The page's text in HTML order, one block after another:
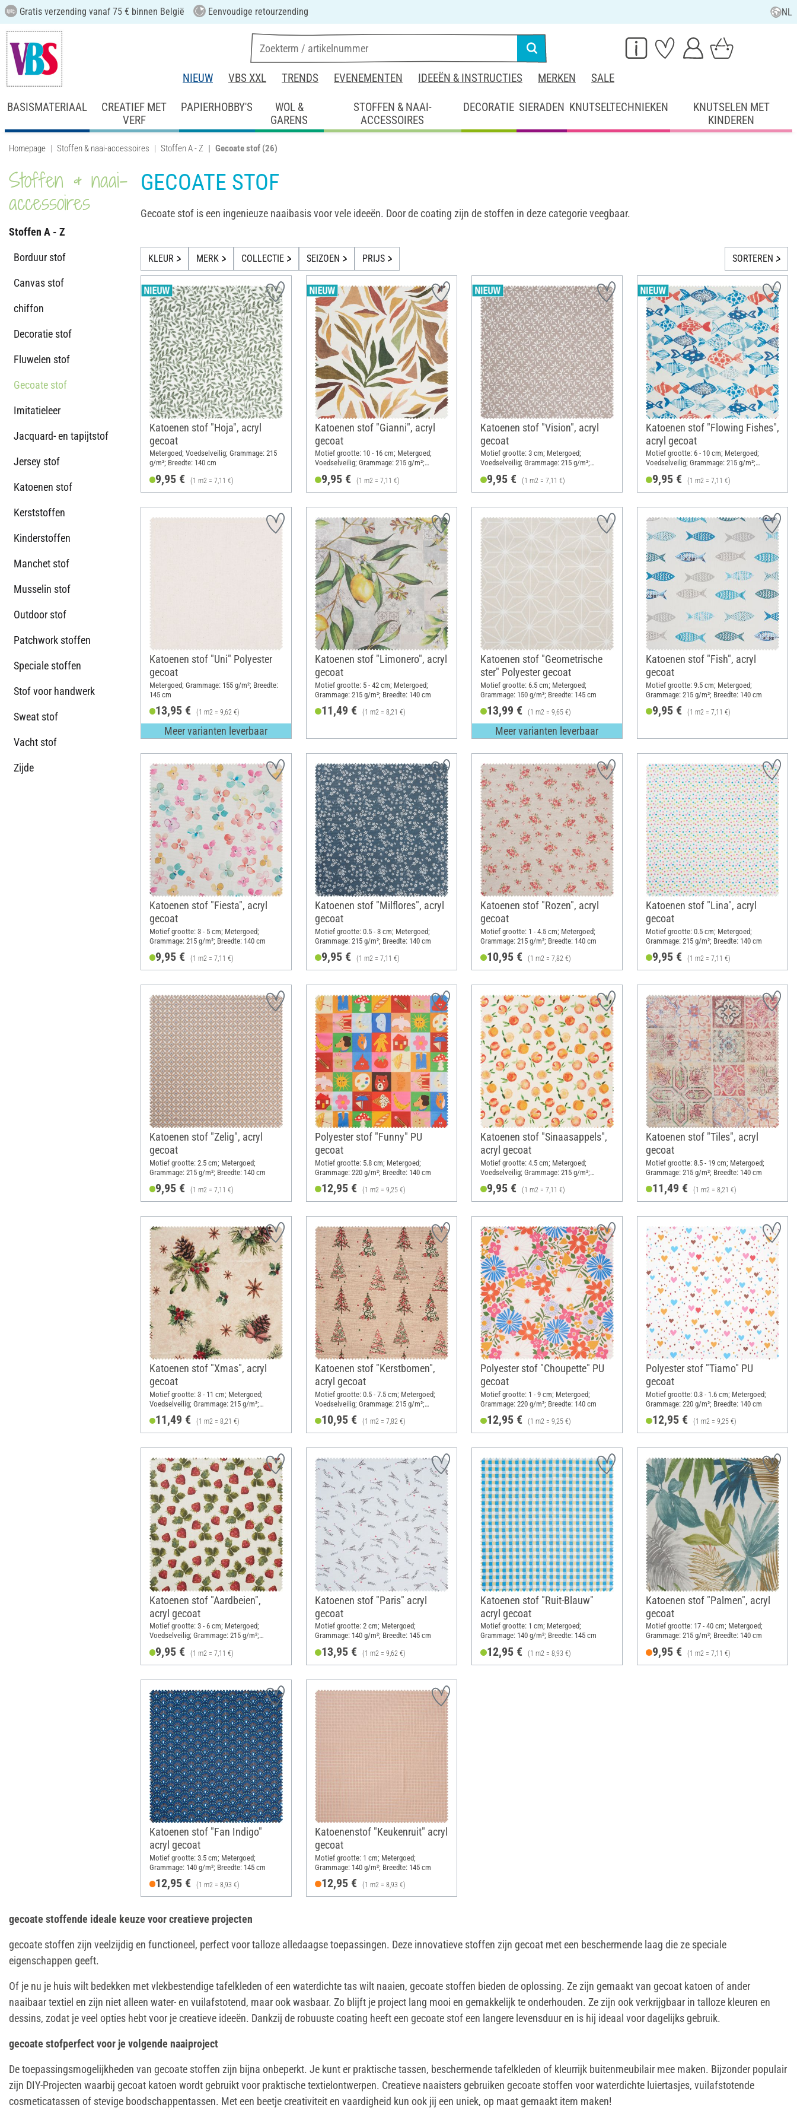
Gratis verzending vanaf 75 € binnen België Eenvoudige retourzending NL
NIEUW VBS XXL TRENDS EVENEMENTEN IDEEËN & INSTRUCTIES MERKEN SALE
BASISMATERIAAL
CREATIEF MET
VERF
PAPIERHOBBY'S
WOL &
GARENS
STOFFEN & NAAI-
ACCESSOIRES
DECORATIE SIERADEN KNUTSELTECHNIEKEN
KNUTSELEN MET
KINDEREN
Homepage Stoffen & naai-accessoires Stoffen A - Z Gecoate stof (26)
Stoffen & naai-
accessoires
Stoffen A - Z
Borduur stof
Canvas stof
chiffon
Decoratie stof
Fluwelen stof
Gecoate stof
Imitatieleer
Jacquard- en tapijtstof
Jersey stof
Katoenen stof
Kerststoffen
Kinderstoffen
Manchet stof
Musselin stof
Outdoor stof
Patchwork stoffen
Speciale stoffen
Stof voor handwerk
Sweat stof
Vacht stof
Zijde
GECOATE STOF
Gecoate stof is een ingenieuze naaibasis voor vele ideeën. Door de coating zijn de stoffen in deze categorie veegbaar.
KLEUR MERK COLLECTIE SEIZOEN PRIJS SORTEREN
Katoenen stof "Hoja", acryl
gecoat
Metergoed; Voedselveilig; Grammage: 215
g/m²; Breedte: 140 cm
9,95 € (1 m2 = 7,11 €)
Katoenen stof "Gianni", acryl
gecoat
Motief grootte: 10 - 16 cm; Metergoed;
Voedselveilig; Grammage: 215 g/m²;
9,95 € (1 m2 = 7,11 €)
Katoenen stof "Vision", acryl
gecoat
Motief grootte: 3 cm; Metergoed;
Voedselveilig; Grammage: 215 g/m²;
9,95 € (1 m2 = 7,11 €)
Katoenen stof "Flowing Fishes",
acryl gecoat
Motief grootte: 6 - 10 cm; Metergoed;
Voedselveilig; Grammage: 215 g/m²;
9,95 € (1 m2 = 7,11 €)
Katoenen stof "Uni" Polyester
gecoat
Metergoed; Grammage: 155 g/m²; Breedte:
145 cm
13,95 € (1 m2 = 9,62 €)
Meer varianten leverbaar
Katoenen stof "Limonero", acryl
gecoat
Motief grootte: 5 - 42 cm; Metergoed;
Grammage: 215 g/m²; Breedte: 140 cm
11,49 € (1 m2 = 8,21 €)
Katoenen stof "Geometrische
ster" Polyester gecoat
Motief grootte: 6.5 cm; Metergoed;
Grammage: 150 g/m²; Breedte: 145 cm
13,99 € (1 m2 = 9,65 €)
Meer varianten leverbaar
Katoenen stof "Fish", acryl
gecoat
Motief grootte: 9.5 cm; Metergoed;
Grammage: 215 g/m²; Breedte: 140 cm
9,95 € (1 m2 = 7,11 €)
Katoenen stof "Fiesta", acryl
gecoat
Motief grootte: 3 - 5 cm; Metergoed;
Grammage: 215 g/m²; Breedte: 140 cm
9,95 € (1 m2 = 7,11 €)
Katoenen stof "Milflores", acryl
gecoat
Motief grootte: 0.5 - 3 cm; Metergoed;
Grammage: 215 g/m²; Breedte: 140 cm
9,95 € (1 m2 = 7,11 €)
Katoenen stof "Rozen", acryl
gecoat
Motief grootte: 1 - 4.5 cm; Metergoed;
Grammage: 215 g/m²; Breedte: 140 cm
10,95 € (1 m2 = 7,82 €)
Katoenen stof "Lina", acryl
gecoat
Motief grootte: 0.5 cm; Metergoed;
Grammage: 215 g/m²; Breedte: 140 cm
9,95 € (1 m2 = 7,11 €)
Katoenen stof "Zelig", acryl
gecoat
Motief grootte: 2.5 cm; Metergoed;
Grammage: 215 g/m²; Breedte: 140 cm
9,95 € (1 m2 = 7,11 €)
Polyester stof "Funny" PU
gecoat
Motief grootte: 5.8 cm; Metergoed;
Grammage: 220 g/m²; Breedte: 140 cm
12,95 € (1 m2 = 9,25 €)
Katoenen stof "Sinaasappels",
acryl gecoat
Motief grootte: 4.5 cm; Metergoed;
Voedselveilig; Grammage: 215 g/m²;
9,95 € (1 m2 = 7,11 €)
Katoenen stof "Tiles", acryl
gecoat
Motief grootte: 8.5 - 19 cm; Metergoed;
Grammage: 215 g/m²; Breedte: 140 cm
11,49 € (1 m2 = 8,21 €)
Katoenen stof "Xmas", acryl
gecoat
Motief grootte: 3 - 11 cm; Metergoed;
Voedselveilig; Grammage: 215 g/m²;
Breedte: 140 cm
11,49 € (1 m2 = 8,21 €)
Katoenen stof "Kerstbomen",
acryl gecoat
Motief grootte: 0.5 - 7.5 cm; Metergoed;
Voedselveilig; Grammage: 215 g/m²;
Breedte: 140 cm
10,95 € (1 m2 = 7,82 €)
Polyester stof "Choupette" PU
gecoat
Motief grootte: 1 - 9 cm; Metergoed;
Grammage: 220 g/m²; Breedte: 140 cm
12,95 € (1 m2 = 9,25 €)
Polyester stof "Tiamo" PU
gecoat
Motief grootte: 0.3 - 1.6 cm; Metergoed;
Grammage: 220 g/m²; Breedte: 140 cm
12,95 € (1 m2 = 9,25 €)
Katoenen stof "Aardbeien",
acryl gecoat
Motief grootte: 3 - 6 cm; Metergoed;
Voedselveilig; Grammage: 215 g/m²;
9,95 € (1 m2 = 7,11 €)
Katoenen stof "Paris" acryl
gecoat
Motief grootte: 2 cm; Metergoed;
Grammage: 140 g/m²; Breedte: 145 cm
13,95 € (1 m2 = 9,62 €)
Katoenen stof "Ruit-Blauw"
acryl gecoat
Motief grootte: 1 cm; Metergoed;
Grammage: 140 g/m²; Breedte: 145 cm
12,95 € (1 m2 = 8,93 €)
Katoenen stof "Palmen", acryl
gecoat
Motief grootte: 17 - 40 cm; Metergoed;
Grammage: 215 g/m²; Breedte: 140 cm
9,95 € (1 m2 = 7,11 €)
Katoenen stof "Fan Indigo"
acryl gecoat
Motief grootte: 3.5 cm; Metergoed;
Grammage: 140 g/m²; Breedte: 145 cm
12,95 € (1 m2 = 8,93 €)
Katoenenstof "Keukenruit" acryl
gecoat
Motief grootte: 1 cm; Metergoed;
Grammage: 140 g/m²; Breedte: 145 cm
12,95 € (1 m2 = 8,93 €)
gecoate stoffende ideale keuze voor creatieve projecten
gecoate stoffen zijn veelzijdig en functioneel, perfect voor talloze alledaagse toepassingen. Deze innovatieve stoffen zijn gecoat met een beschermende laag die ze speciale
eigenschappen geeft.
Of je nu je huis wilt bedekken met vlekbestendige tafelkleden of een waterdichte tas wilt naaien, gecoate stoffen bieden de oplossing. Ze zijn gemaakt van gecoat katoen of ander
naaibaar textiel en zijn niet alleen water- en vuilafstotend, maar ook wasbaar. Zo blijft je project lang mooi en gemakkelijk te onderhouden. Ze zijn ook verkrijgbaar in talloze kleuren en
dessins, zodat je veel opties hebt voor je creatieve ideeën. Dankzij de robuuste coating heeft een gecoate stof een langere levensduur en is hij ideaal voor dagelijks gebruik.
gecoate stofperfect voor je volgende naaiproject
De toepassingsmogelijkheden van gecoate stoffen zijn bijna onbeperkt. Je kunt er praktische tassen, beschermende tafelkleden of kleurrijk buitenmeubilair mee maken. Bijzonder populair
zijn DIY-Projecten waarbij gecoat katoen wordt gebruikt voor praktische textielontwerpen. Creatieve naaisters gebruiken gecoate stoffen voor waterdichte luiertasjes, vuilafstotende
cosmeticatassen of stevige boodschappentassen. Met een beetje creativiteit en vaardigheid kun ook jij een uniek, op maat gemaakt item maken!